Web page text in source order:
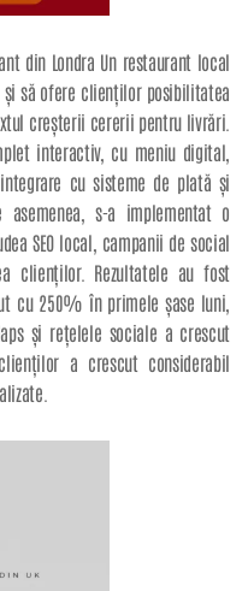
din Londra Un restaurant local
și să ofere clienților posibilitatea
creșterii cererii pentru livrări.
interactiv, cu meniu digital,
cu sisteme de plată și
s-a implementat o
SEO local, campanii de social
clienților. Rezultatele au fost
cu 250% în primele șase luni,
și rețelele sociale a crescut
a crescut considerabil